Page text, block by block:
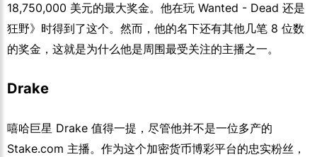
18,750,000 美元的最大奖金。他在玩 Wanted - Dead 还是
狂野》时得到了这个。然而，他的名下还有其他几笔 8 位数
的奖金，这就是为什么他是周围最受关注的主播之一。
Drake
嘻哈巨星 Drake 值得一提，尽管他并不是一位多产的
Stake.com 主播。作为这个加密货币博彩平台的忠实粉丝，